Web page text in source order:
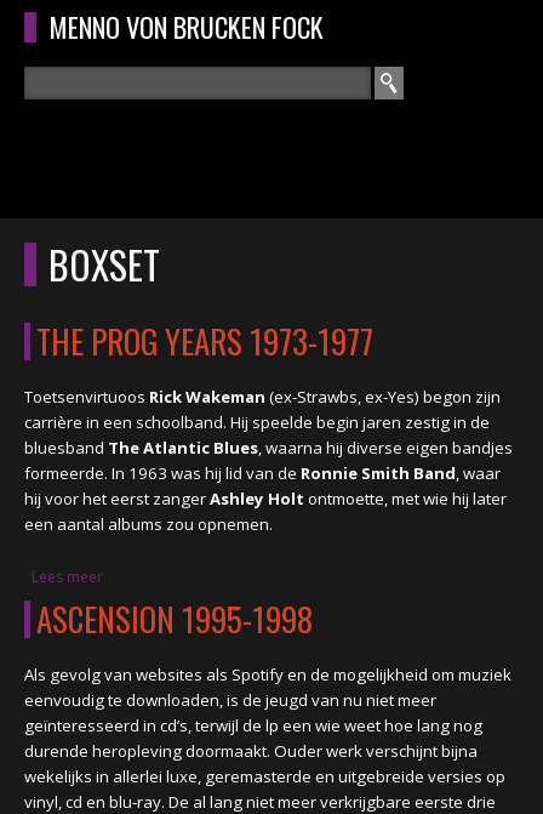
Overslaan en naar de algemene inhoud gaan
MENNO VON BRUCKEN FOCK
ZOEKVELD
HOOFDMENU HOME
RECENSIES
INTERVIEWS
CONCERTEN
CONCERTFOTO'S
LINKS
BOXSET
THE PROG YEARS 1973-1977
Toetsenvirtuoos Rick Wakeman (ex-Strawbs, ex-Yes) begon zijn
carrière in een schoolband. Hij speelde begin jaren zestig in de
bluesband The Atlantic Blues, waarna hij diverse eigen bandjes
formeerde. In 1963 was hij lid van de Ronnie Smith Band, waar
hij voor het eerst zangerAshley Holt ontmoette, met wie hij later
een aantal albums zou opnemen.
Lees meer
ASCENSION 1995-1998
Als gevolg van websites als Spotify en de mogelijkheid om muziek
eenvoudig te downloaden, is de jeugd van nu niet meer
geïnteresseerd in cd’s, terwijl de lp een wie weet hoe lang nog
durende heropleving doormaakt. Ouder werk verschijnt bijna
wekelijks in allerlei luxe, geremasterde en uitgebreide versies op
vinyl, cd en blu-ray. De al lang niet meer verkrijgbare eerste drie